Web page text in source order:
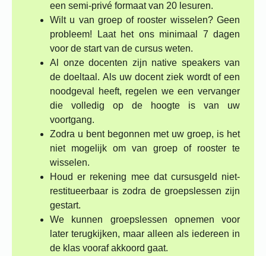
een semi-privé formaat van 20 lesuren.
Wilt u van groep of rooster wisselen? Geen
probleem! Laat het ons minimaal 7 dagen
voor de start van de cursus weten.
Al onze docenten zijn native speakers van
de doeltaal. Als uw docent ziek wordt of een
noodgeval heeft, regelen we een vervanger
die volledig op de hoogte is van uw
voortgang.
Zodra u bent begonnen met uw groep, is het
niet mogelijk om van groep of rooster te
wisselen.
Houd er rekening mee dat cursusgeld niet-
restitueerbaar is zodra de groepslessen zijn
gestart.
We kunnen groepslessen opnemen voor
later terugkijken, maar alleen als iedereen in
de klas vooraf akkoord gaat.